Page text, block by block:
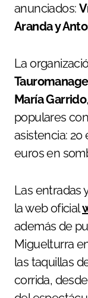
anunciados:
Aranda y
La
María Garrido
populares
asistencia: 20
euros en
Las entradas
la web oficial
además de
Miguelturra
las taquillas
corrida,